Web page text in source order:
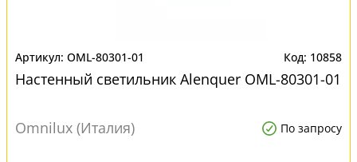
OML-80301-01 10858
Настенный светильник Alenquer OML-80301-01
Omnilux (Италия) По запросу